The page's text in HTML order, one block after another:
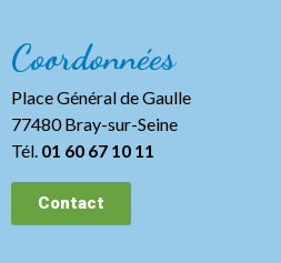
Coordonnées
Place Général de Gaulle
77480 Bray-sur-Seine
Tél. 01 60 67 10 11
Contact